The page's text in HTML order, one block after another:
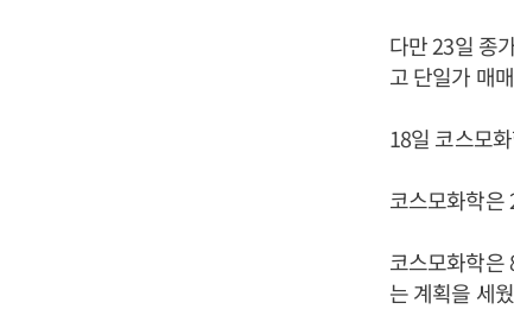
다만 23일 종
고 단일가 매
18일 코스모
코스모화학은
코스모화학은
는 계획을 세